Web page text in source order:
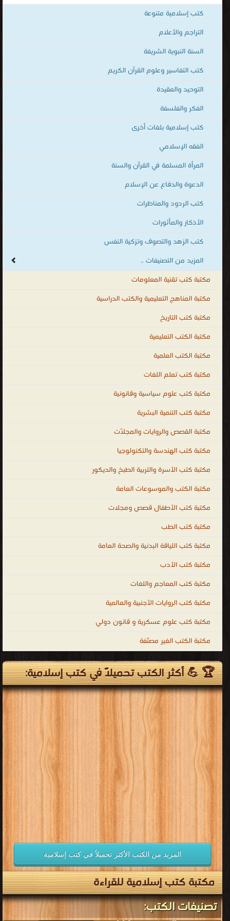
for children ، arabic islamic books ، Quran book ، Quran and
Sunnah in multiple languages ، Quran ، Sunnah ، Islamic Books
french Library ، Islamic Books English Library ، Audio mp3
الهواتف الذكية والاجهزة الكفيّة أونلاين.
السنة النبوية الشريفة
كتب التفاسير وعلوم القرآن الكريم
التوحيد والعقيدة
الفكر والفلسفة
كتب إسلامية بلغات أخرى
الفقه الإسلامي
المرأة المسلمة في القرآن والسنة
الدعوة والدفاع عن الإسلام
كتب الردود والمناظرات
الأذكار والمأثورات
كتب الزهد والتصوف وتزكية النفس
المزيد من التصنيفات ..
مكتبة كتب تقنية المعلومات
مكتبة المناهج التعليمية والكتب الدراسية
مكتبة كتب التاريخ
مكتبة الكتب التعليمية
مكتبة الكتب العلمية
مكتبة كتب تعلم اللغات
مكتبة كتب علوم سياسية وقانونية
مكتبة كتب التنمية البشرية
مكتبة القصص والروايات والمجلّات
مكتبة كتب الهندسة والتكنولوجيا
مكتبة كتب الأسرة والتربية الطبخ والديكور
مكتبة الكتب والموسوعات العامة
مكتبة كتب الأطفال قصص ومجلات
مكتبة كتب الطب
مكتبة كتب اللياقة البدنية والصحة العامة
مكتبة كتب الأدب
مكتبة كتب المعاجم واللغات
مكتبة كتب الروايات الأجنبية والعالمية
مكتبة كتب علوم عسكرية و قانون دولي
مكتبة الكتب الغير مصنّفة
🏆 💪 أكثر الكتب تحميلاً في كتب إسلامية:
المزيد من الكتب الأكثر تحميلاً في كتب إسلامية
مكتبة كتب إسلامية للقراءة
تصنيفات الكتب: